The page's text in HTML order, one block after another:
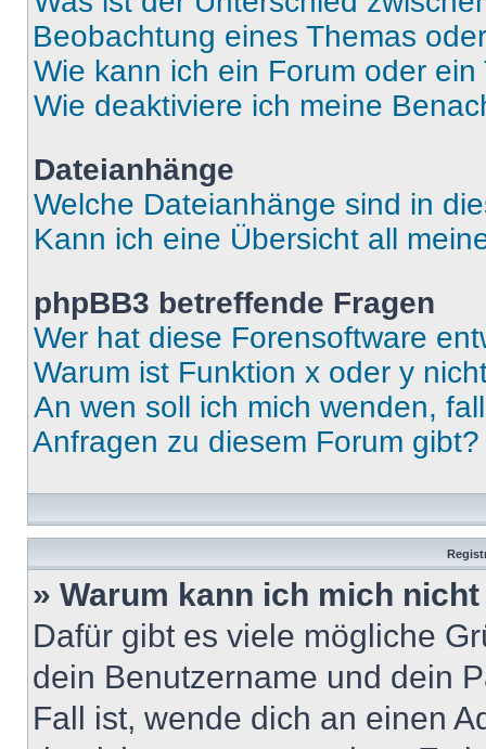
Beobachtung eines Themas
Wie kann ich ein Forum oder
Wie deaktiviere ich meine
Dateianhänge
Welche Dateianhänge sind in
Kann ich eine Übersicht all
phpBB3 betreffende Fragen
Wer hat diese Forensoftware
Warum ist Funktion x oder y
An wen soll ich mich wenden,
Anfragen zu diesem Forum gibt?
» Warum kann ich mich
Dafür gibt es viele mögliche
dein Benutzername und dein
Fall ist, wende dich an einen